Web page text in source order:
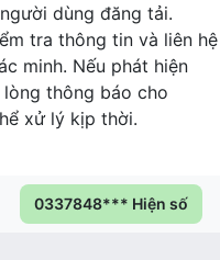
dùng đăng tải.
tra thông tin và liên hệ
minh. Nếu phát hiện
thông báo cho
xử lý kịp thời.
0337848*** Hiện số